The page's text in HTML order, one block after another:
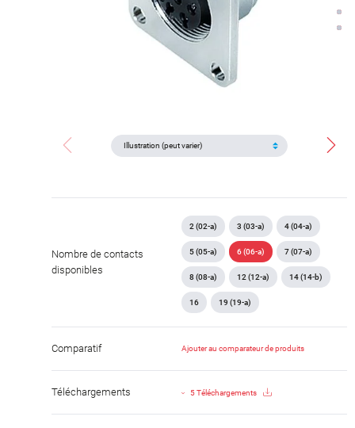
Nombre de contacts
disponibles
2 (02-a) 3 (03-a) 4 (04-a)
5 (05-a) 6 (06-a) 7 (07-a)
8 (08-a) 12 (12-a) 14 (14-b)
16 19 (19-a)
Comparatif Ajouter au comparateur de produits
Téléchargements 5 Téléchargements